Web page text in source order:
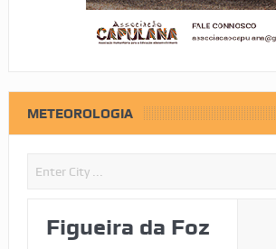
METEOROLOGIA
Figueira da Foz